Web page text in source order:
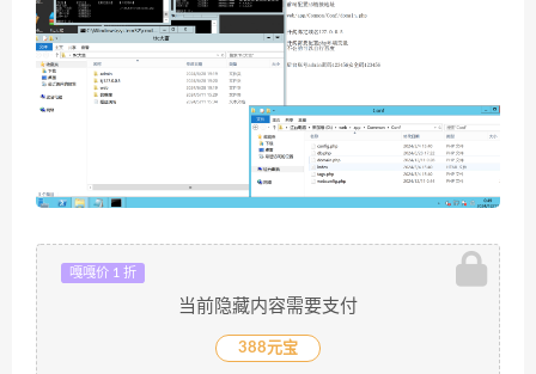
嘎嘎价 1 折
当前隐藏内容需要支付
388元宝